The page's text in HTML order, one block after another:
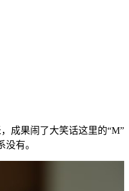
成果闹了大笑话这里的“M”
有。